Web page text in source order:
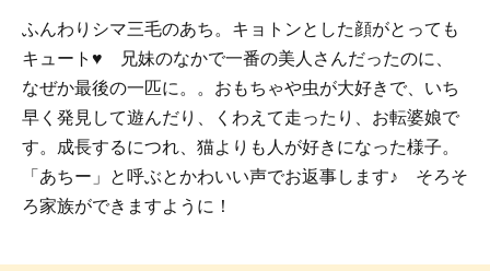
ふんわりシマ三毛のあち。キョトンとした顔がとっても
キュート♥ 兄妹のなかで一番の美人さんだったのに、
なぜか最後の一匹に。。おもちゃや虫が大好きで、いち
早く発見して遊んだり、くわえて走ったり、お転婆娘で
す。成長するにつれ、猫よりも人が好きになった様子。
「あちー」と呼ぶとかわいい声でお返事します♪ そろそ
ろ家族ができますように！